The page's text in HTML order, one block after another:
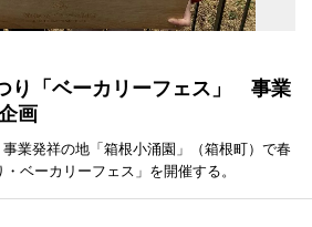
り「ベーカリーフェス」 事業
画
業発祥の地「箱根小涌園」（箱根町）で春
ベーカリーフェス」を開催する。